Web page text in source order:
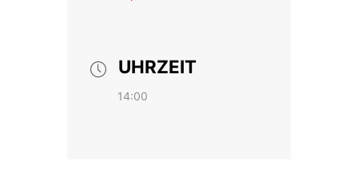
UHRZEIT
14:00